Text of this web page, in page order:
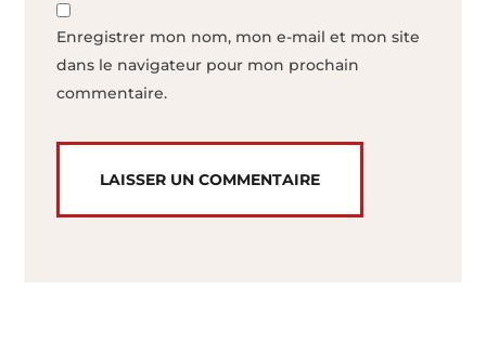
Enregistrer mon nom, mon e-mail et mon site
dans le navigateur pour mon prochain
commentaire.